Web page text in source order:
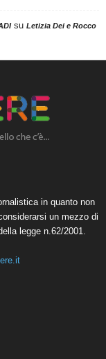
su Letizia Dei e Rocco
in quanto non
un mezzo di
legge n.62/2001.